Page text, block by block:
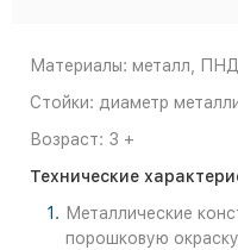
Материалы: металл, ПНД
Стойки: диаметр
Возраст: 3 +
Технические
Металлические
порошковую